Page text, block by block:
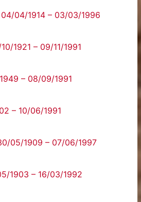
04/1914 – 03/03/1996
1921 – 09/11/1991
– 08/09/1991
– 10/06/1991
05/1909 – 07/06/1997
1903 – 16/03/1992